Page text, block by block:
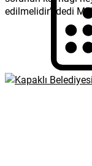
edilmelidir” dedi